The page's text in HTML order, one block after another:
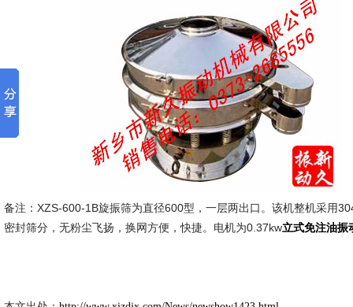
备注：XZS-600-1B旋振筛为直径600型，一层两出口。该机整机采用
密封筛分，无粉尘飞扬，换网方便，快捷。电机为0.37kw立式免注油振